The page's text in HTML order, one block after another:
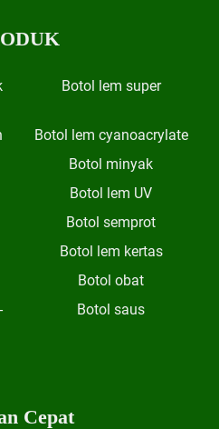
Botol lem super
Botol lem cyanoacrylate
Botol minyak
Botol lem UV
Botol semprot
Botol lem kertas
Botol obat
Botol saus
Cepat